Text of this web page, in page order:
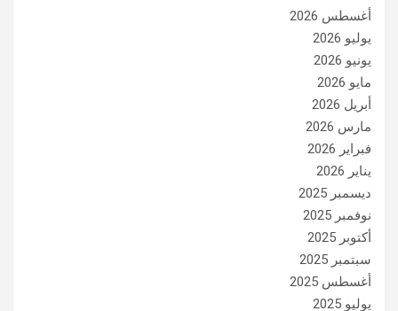
أغسطس 2026
يوليو 2026
يونيو 2026
مايو 2026
أبريل 2026
مارس 2026
فبراير 2026
يناير 2026
ديسمبر 2025
نوفمبر 2025
أكتوبر 2025
سبتمبر 2025
أغسطس 2025
يوليو 2025